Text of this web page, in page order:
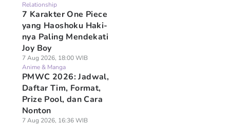
Relationship
7 Karakter One Piece
yang Haoshoku Haki-
nya Paling Mendekati
Joy Boy
7 Aug 2026, 18:00 WIB
Anime & Manga
PMWC 2026: Jadwal,
Daftar Tim, Format,
Prize Pool, dan Cara
Nonton
7 Aug 2026, 16:36 WIB